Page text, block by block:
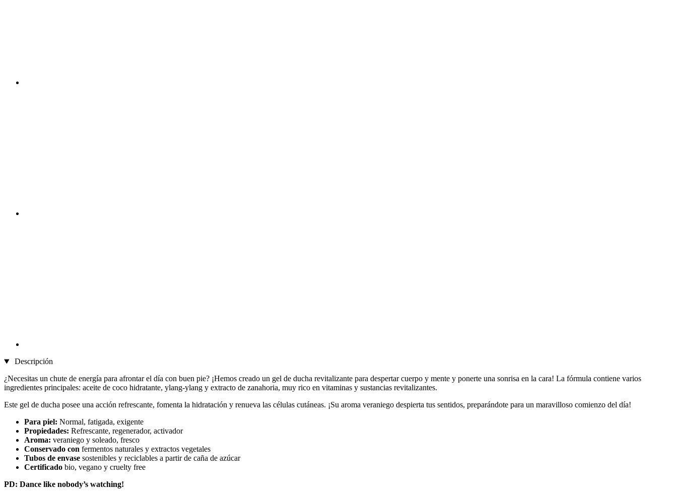
Descripción
¿Necesitas un chute de energía para afrontar el día con buen pie? ¡Hemos creado un gel de ducha revitalizante para despertar cuerpo y mente y ponerte una sonrisa en la cara! La fórmula contiene varios
ingredientes principales: aceite de coco hidratante, ylang-ylang y extracto de zanahoria, muy rico en vitaminas y sustancias revitalizantes.
Este gel de ducha posee una acción refrescante, fomenta la hidratación y renueva las células cutáneas. ¡Su aroma veraniego despierta tus sentidos, preparándote para un maravilloso comienzo del día!
Para piel: Normal, fatigada, exigente
Propiedades: Refrescante, regenerador, activador
Aroma: veraniego y soleado, fresco
Conservado con fermentos naturales y extractos vegetales
Tubos de envase sostenibles y reciclables a partir de caña de azúcar
Certificado bio, vegano y cruelty free
PD: Dance like nobody’s watching!